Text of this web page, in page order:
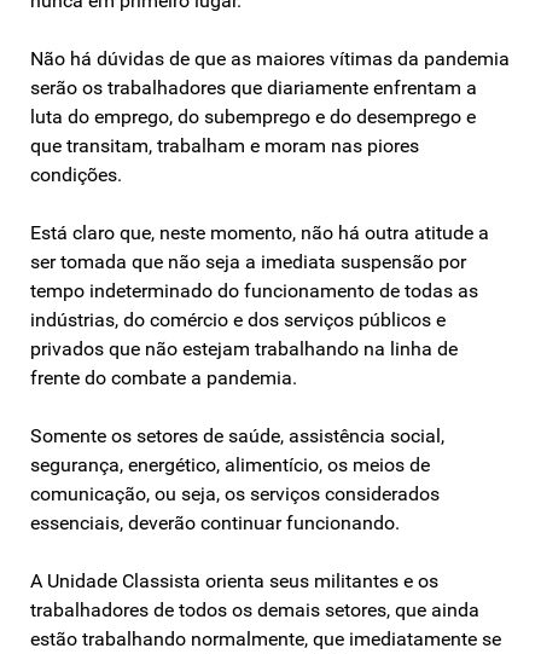
Não há dúvidas de que as maiores vítimas da pandemia
serão os trabalhadores que diariamente enfrentam a
luta do emprego, do subemprego e do desemprego e
que transitam, trabalham e moram nas piores
condições.
Está claro que, neste momento, não há outra atitude a
ser tomada que não seja a imediata suspensão por
tempo indeterminado do funcionamento de todas as
indústrias, do comércio e dos serviços públicos e
privados que não estejam trabalhando na linha de
frente do combate a pandemia.
Somente os setores de saúde, assistência social,
segurança, energético, alimentício, os meios de
comunicação, ou seja, os serviços considerados
essenciais, deverão continuar funcionando.
A Unidade Classista orienta seus militantes e os
trabalhadores de todos os demais setores, que ainda
estão trabalhando normalmente, que imediatamente se